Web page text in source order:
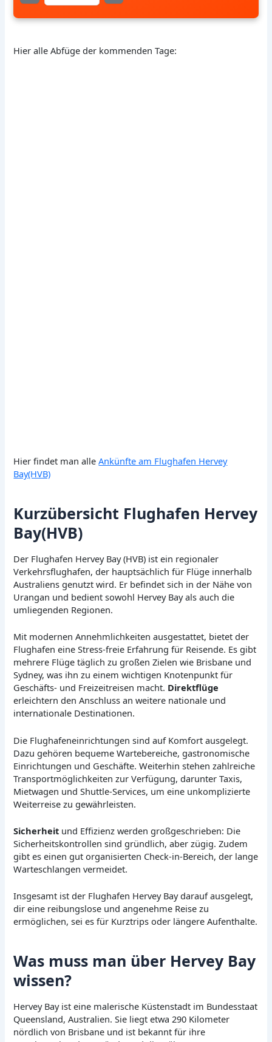
Hier alle Abfüge der kommenden Tage:
Hier findet man alleAnkünfte am Flughafen Hervey
Bay(HVB)
Kurzübersicht Flughafen Hervey
Bay(HVB)
Der Flughafen Hervey Bay (HVB) ist ein regionaler
Verkehrsflughafen, der hauptsächlich für Flüge innerhalb
Australiens genutzt wird. Er befindet sich in der Nähe von
Urangan und bedient sowohl Hervey Bay als auch die
umliegenden Regionen.
Mit modernen Annehmlichkeiten ausgestattet, bietet der
Flughafen eine Stress-freie Erfahrung für Reisende. Es gibt
mehrere Flüge täglich zu großen Zielen wie Brisbane und
Sydney, was ihn zu einem wichtigen Knotenpunkt für
Geschäfts- und Freizeitreisen macht. Direktflüge
erleichtern den Anschluss an weitere nationale und
internationale Destinationen.
Die Flughafeneinrichtungen sind auf Komfort ausgelegt.
Dazu gehören bequeme Wartebereiche, gastronomische
Einrichtungen und Geschäfte. Weiterhin stehen zahlreiche
Transportmöglichkeiten zur Verfügung, darunter Taxis,
Mietwagen und Shuttle-Services, um eine unkomplizierte
Weiterreise zu gewährleisten.
Sicherheit und Effizienz werden großgeschrieben: Die
Sicherheitskontrollen sind gründlich, aber zügig. Zudem
gibt es einen gut organisierten Check-in-Bereich, der lange
Warteschlangen vermeidet.
Insgesamt ist der Flughafen Hervey Bay darauf ausgelegt,
dir eine reibungslose und angenehme Reise zu
ermöglichen, sei es für Kurztrips oder längere Aufenthalte.
Was muss man über Hervey Bay
wissen?
Hervey Bay ist eine malerische Küstenstadt im Bundesstaat
Queensland, Australien. Sie liegt etwa 290 Kilometer
nördlich von Brisbane und ist bekannt für ihre